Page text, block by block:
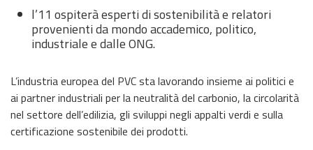
l’11 ospiterà esperti di sostenibilità e relatori
provenienti da mondo accademico, politico,
industriale e dalle ONG.
L’industria europea del PVC sta lavorando insieme ai politici e
ai partner industriali per la neutralità del carbonio, la circolarità
nel settore dell’edilizia, gli sviluppi negli appalti verdi e sulla
certificazione sostenibile dei prodotti.